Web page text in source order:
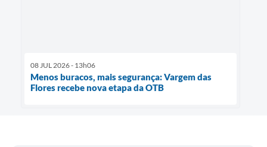
08 JUL 2026 - 13h06
Menos buracos, mais segurança: Vargem das
Flores recebe nova etapa da OTB